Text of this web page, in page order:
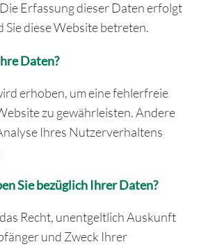
Erfassung dieser Daten erfolgt
Sie diese Website betreten.
Daten?
erhoben, um eine fehlerfreie
zu gewährleisten. Andere
Ihres Nutzerverhaltens
Sie bezüglich Ihrer Daten?
Recht, unentgeltlich Auskunft
und Zweck Ihrer